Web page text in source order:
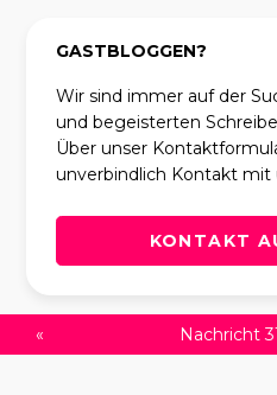
GASTBLOGGEN?
Wir sind immer auf der
und begeisterten
Über unser
unverbindlich Kontakt mit
KONTAKT
« Nachricht